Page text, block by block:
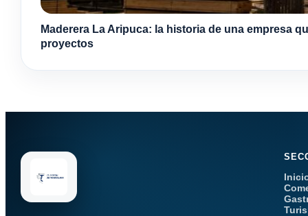
Maderera La Aripuca: la historia de una empresa
proyectos